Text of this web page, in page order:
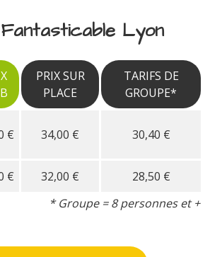
Lyon
PRIX SUR
PLACE
TARIFS DE
GROUPE*
€ 34,00 € 30,40 €
€ 32,00 €
28,50 €
* Groupe = 8 personnes et +